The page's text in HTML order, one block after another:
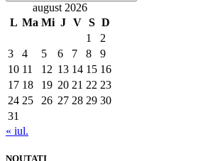
august 2026
L Ma Mi J V S D
1
2
3
4 5 6 7 8
9
10 11 12 13 14 15 16
17 18 19 20 21 22 23
24 25 26 27 28 29 30
31
« iul.
NOUTATI